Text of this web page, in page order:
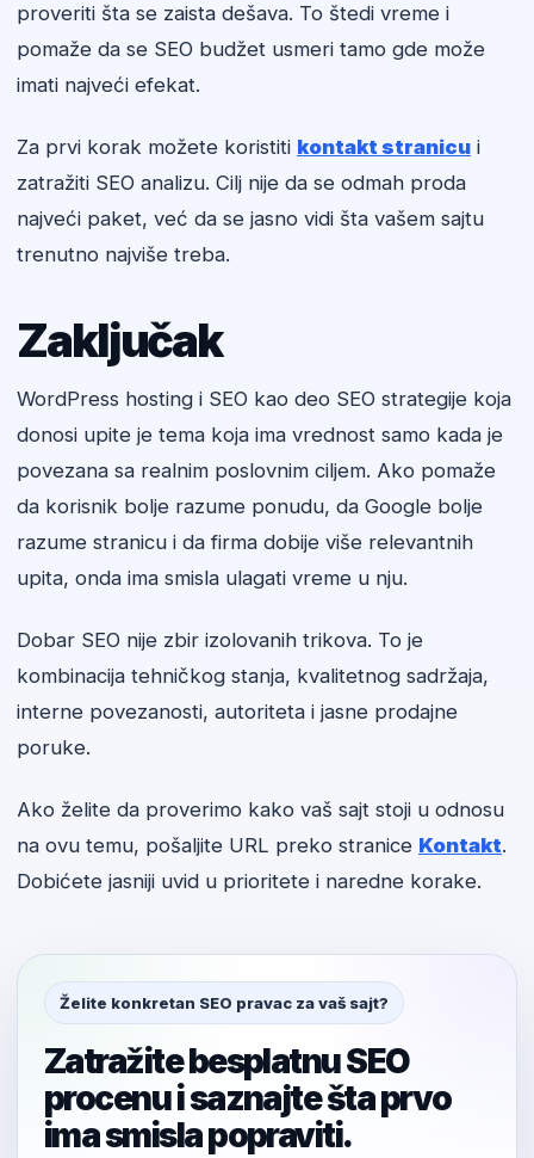
proveriti šta se zaista dešava. To štedi vreme i
pomaže da se SEO budžet usmeri tamo gde može
imati najveći efekat.
Za prvi korak možete koristiti kontakt stranicu i
zatražiti SEO analizu. Cilj nije da se odmah proda
najveći paket, već da se jasno vidi šta vašem sajtu
trenutno najviše treba.
Zaključak
WordPress hosting i SEO kao deo SEO strategije koja
donosi upite je tema koja ima vrednost samo kada je
povezana sa realnim poslovnim ciljem. Ako pomaže
da korisnik bolje razume ponudu, da Google bolje
razume stranicu i da firma dobije više relevantnih
upita, onda ima smisla ulagati vreme u nju.
Dobar SEO nije zbir izolovanih trikova. To je
kombinacija tehničkog stanja, kvalitetnog sadržaja,
interne povezanosti, autoriteta i jasne prodajne
poruke.
Ako želite da proverimo kako vaš sajt stoji u odnosu
na ovu temu, pošaljite URL preko stranice Kontakt.
Dobićete jasniji uvid u prioritete i naredne korake.
Želite konkretan SEO pravac za vaš sajt?
Zatražite besplatnu SEO
procenu i saznajte šta prvo
ima smisla popraviti.